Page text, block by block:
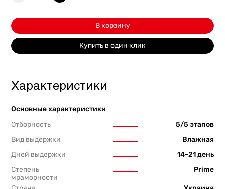
В корзину
Купить в один клик
Характеристики
Основные характеристики
Отборность
5/5 этапов
Вид выдержки
Влажная
Дней выдержки
14-21 день
Степень
мраморности
Prime